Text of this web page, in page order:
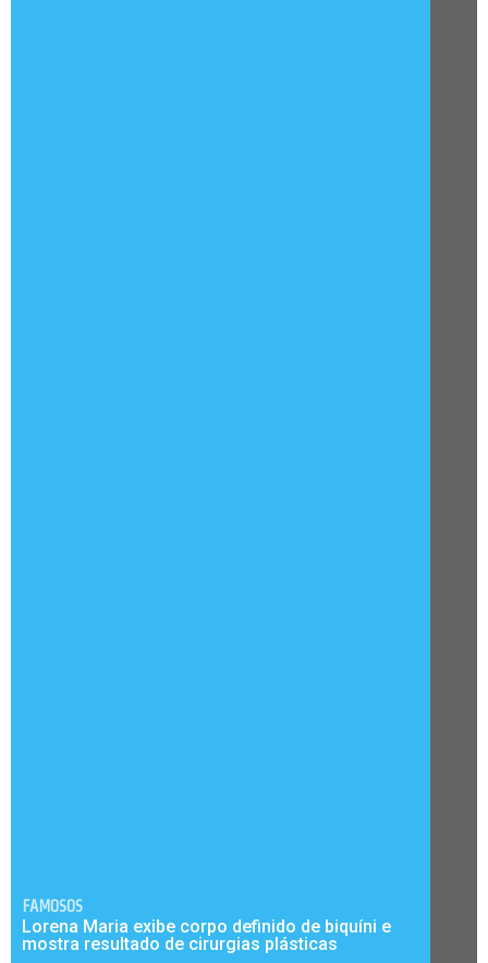
FAMOSOS
Lorena Maria exibe corpo definido de biquíni e
mostra resultado de cirurgias plásticas